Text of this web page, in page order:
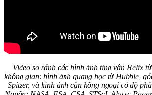
Video so sánh các hình ảnh tinh vân Helix
không gian: hình ảnh quang học từ Hubble,
Spitzer, và hình ảnh cận hồng ngoại có độ